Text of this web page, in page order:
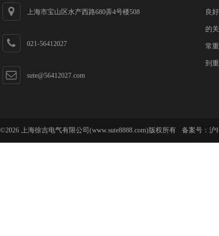
上海市宝山区水产西路680弄4号楼508
021-56412027
sute@56412027.com
良
的
常
到
©2026 上海徐吉电气有限公司(www.sute8888.com)版权所有 备案号： 沪